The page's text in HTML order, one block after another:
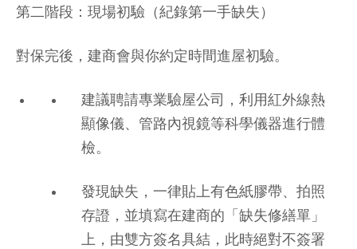
第二階段：現場初驗（紀錄第一手缺失）
對保完後，建商會與你約定時間進屋初驗。
建議聘請專業驗屋公司，利用紅外線熱
顯像儀、管路內視鏡等科學儀器進行體
檢。
發現缺失，一律貼上有色紙膠帶、拍照
存證，並填寫在建商的「缺失修繕單」
上，由雙方簽名具結，此時絕對不簽署